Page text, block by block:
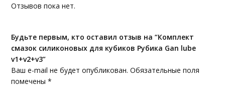
Отзывов пока нет.
Будьте первым, кто оставил отзыв на “Комплект
смазок силиконовых для кубиков Рубика Gan lube
v1+v2+v3”
Ваш e-mail не будет опубликован. Обязательные поля
помечены*